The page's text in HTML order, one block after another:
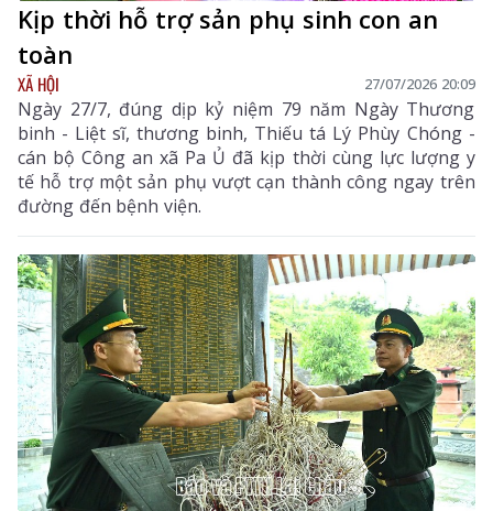
Kịp thời hỗ trợ sản phụ sinh con an
toàn
XÃ HỘI 27/07/2026 20:09
Ngày 27/7, đúng dịp kỷ niệm 79 năm Ngày Thương
binh - Liệt sĩ, thương binh, Thiếu tá Lý Phùy Chóng -
cán bộ Công an xã Pa Ủ đã kịp thời cùng lực lượng y
tế hỗ trợ một sản phụ vượt cạn thành công ngay trên
đường đến bệnh viện.